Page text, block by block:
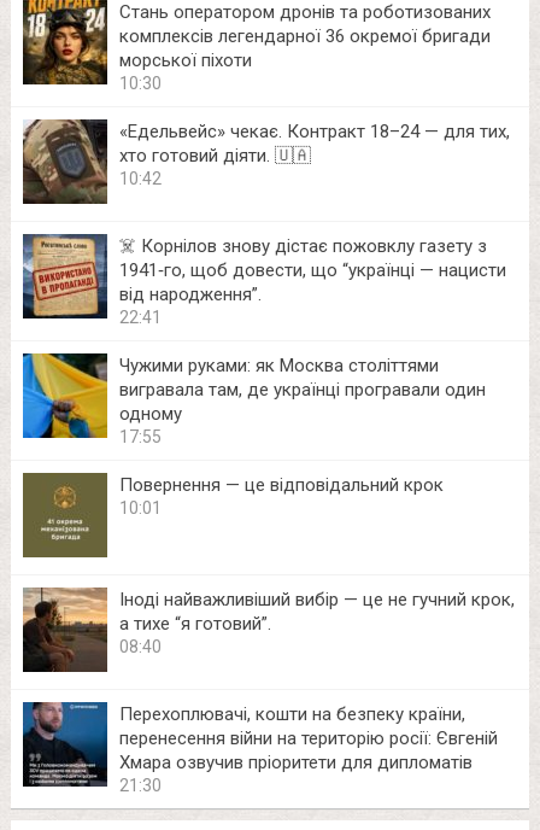
Стань оператором дронів та роботизованих
комплексів легендарної 36 окремої бригади
морської піхоти
10:30
«Едельвейс» чекає. Контракт 18–24 — для тих,
хто готовий діяти. 🇺🇦
10:42
☠️ Корнілов знову дістає пожовклу газету з
1941‑го, щоб довести, що “українці — нацисти
від народження”.
22:41
Чужими руками: як Москва століттями
вигравала там, де українці програвали один
одному
17:55
Повернення — це відповідальний крок
10:01
Іноді найважливіший вибір — це не гучний крок,
а тихе “я готовий”.
08:40
Перехоплювачі, кошти на безпеку країни,
перенесення війни на територію росії: Євгеній
Хмара озвучив пріоритети для дипломатів
21:30